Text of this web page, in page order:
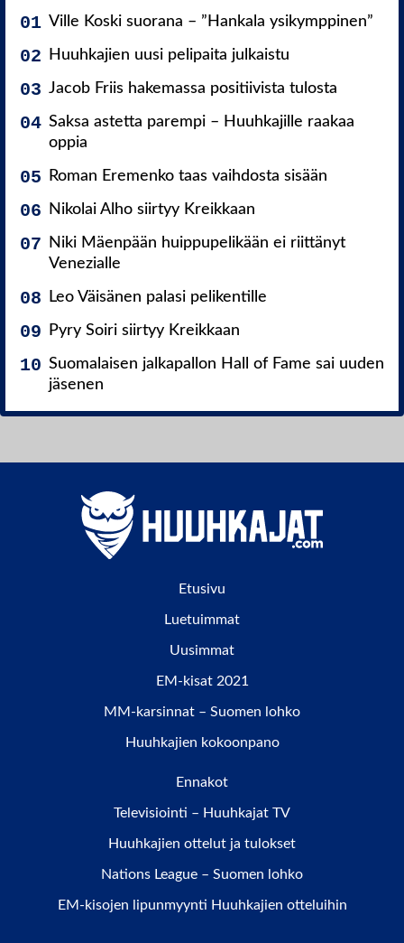
Ville Koski suorana – ”Hankala ysikymppinen”
Huuhkajien uusi pelipaita julkaistu
Jacob Friis hakemassa positiivista tulosta
Saksa astetta parempi – Huuhkajille raakaa
oppia
Roman Eremenko taas vaihdosta sisään
Nikolai Alho siirtyy Kreikkaan
Niki Mäenpään huippupelikään ei riittänyt
Venezialle
Leo Väisänen palasi pelikentille
Pyry Soiri siirtyy Kreikkaan
Suomalaisen jalkapallon Hall of Fame sai uuden
jäsenen
Etusivu
Luetuimmat
Uusimmat
EM-kisat 2021
MM-karsinnat – Suomen lohko
Huuhkajien kokoonpano
Ennakot
Televisiointi – Huuhkajat TV
Huuhkajien ottelut ja tulokset
Nations League – Suomen lohko
EM-kisojen lipunmyynti Huuhkajien otteluihin